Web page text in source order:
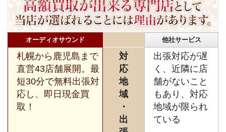
オーディオサウンド 他社サービス
札幌から鹿児島まで
直営43店舗展開。最
短30分で無料出張対
応し、即日現金買
取！
対
応
地
域
・
出
出張対応が遅
く、近隣に店
舗がないこと
もあり、対応
地域が限られ
ている